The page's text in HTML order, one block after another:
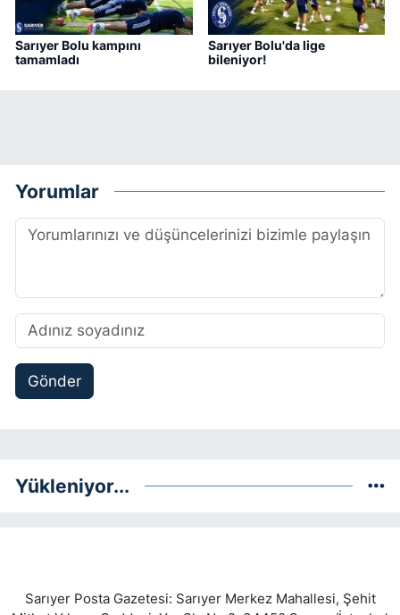
Sarıyer Bolu kampını
tamamladı
Sarıyer Bolu'da lige
bileniyor!
Yorumlar
Gönder
Yükleniyor...
Sarıyer Posta Gazetesi: Sarıyer Merkez Mahallesi, Şehit